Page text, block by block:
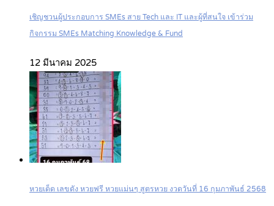
เชิญชวนผู้ประกอบการ SMEs สาย Tech และ IT และผู้ที่สนใจ เข้าร่วม
กิจกรรม SMEs Matching Knowledge & Fund
12 มีนาคม 2025
หวยเด็ด เลขดัง หวยฟรี หวยแม่นๆ สูตรหวย งวดวันที่ 16 กุมภาพันธ์ 2568